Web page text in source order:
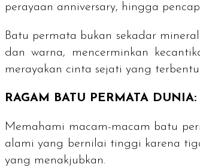
perayaan anniversary, hingga
Batu permata bukan sekadar
dan warna, mencerminkan
merayakan cinta sejati yang
RAGAM BATU PERMATA
Memahami macam-macam batu
alami yang bernilai tinggi karena
yang menakjubkan.